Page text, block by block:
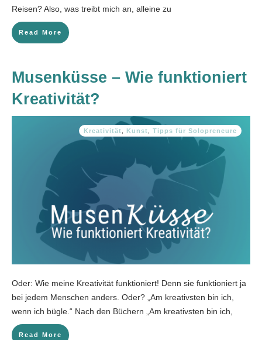
Reisen? Also, was treibt mich an, alleine zu
Read More
Musenküsse – Wie funktioniert
Kreativität?
Kreativität Kunst Tipps für Solopreneure
Oder: Wie meine Kreativität funktioniert! Denn sie funktioniert ja
bei jedem Menschen anders. Oder? „Am kreativsten bin ich,
wenn ich bügle.“ Nach den Büchern „Am kreativsten bin ich,
Read More